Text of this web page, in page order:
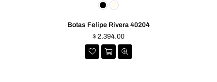
Botas Felipe Rivera 40204
Precio
habitual
$ 2,394.00